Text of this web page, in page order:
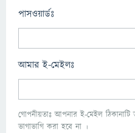
পাসওয়ার্ডঃ
আমার ই-মেইলঃ
গোপনীয়তাঃ আপনার ই-মেইল
ভাগাভাগি করা হবে না ।